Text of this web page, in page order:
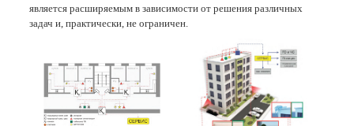
является расширяемым в зависимости от решения различных
задач и, практически, не ограничен.